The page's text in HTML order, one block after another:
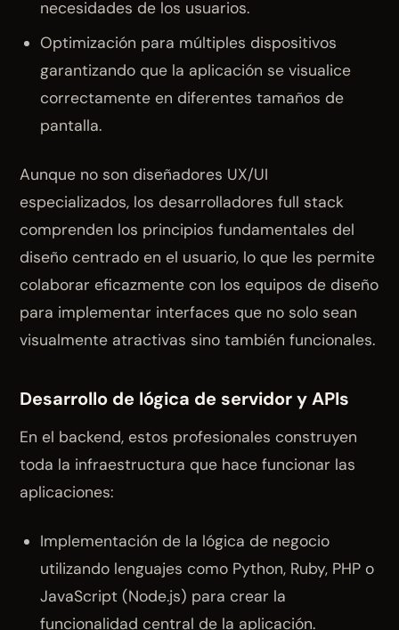
necesidades de los usuarios.
Optimización para múltiples dispositivos
garantizando que la aplicación se visualice
correctamente en diferentes tamaños de
pantalla.
Aunque no son diseñadores UX/UI
especializados, los desarrolladores full stack
comprenden los principios fundamentales del
diseño centrado en el usuario, lo que les permite
colaborar eficazmente con los equipos de diseño
para implementar interfaces que no solo sean
visualmente atractivas sino también funcionales.
Desarrollo de lógica de servidor y APIs
En el backend, estos profesionales construyen
toda la infraestructura que hace funcionar las
aplicaciones:
Implementación de la lógica de negocio
utilizando lenguajes como Python, Ruby, PHP o
JavaScript (Node.js) para crear la
funcionalidad central de la aplicación.